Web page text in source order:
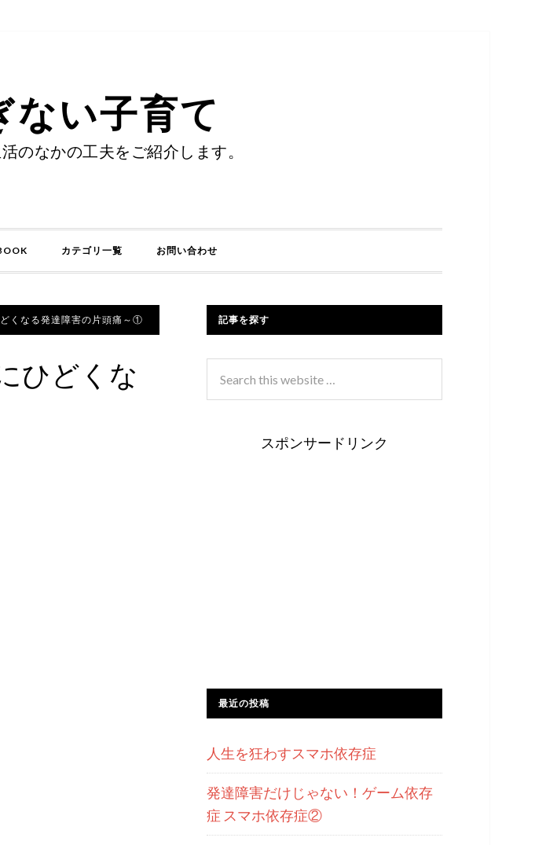
ない子育て
のなかの工夫をご紹介します。
カテゴリ一覧 お問い合わせ
くなる発達障害の片頭痛～①
ひどくな
記事を探す
スポンサードリンク
最近の投稿
人生を狂わすスマホ依存症
発達障害だけじゃない！ゲーム依存
症 スマホ依存症②